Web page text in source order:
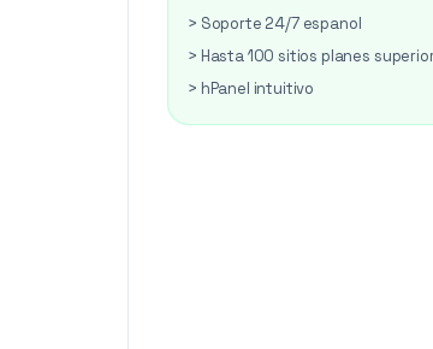
> Soporte 24/7 espanol
> Hasta 100 sitios planes
> hPanel intuitivo